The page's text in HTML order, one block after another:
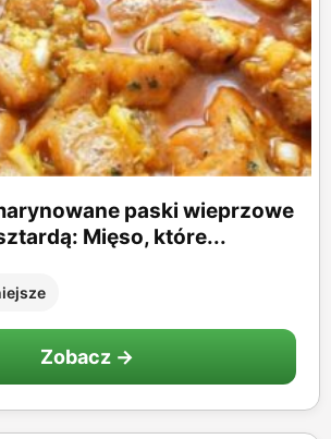
paski wieprzowe
Mięso, które...
Zobacz →